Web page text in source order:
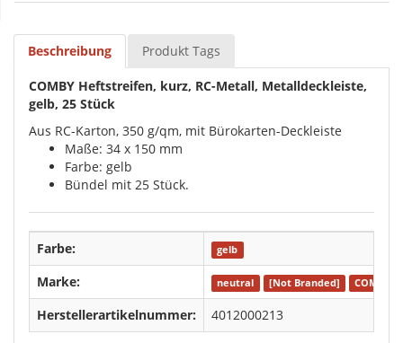
Beschreibung Produkt Tags
COMBY Heftstreifen, kurz, RC-Metall, Metalldeckleiste,
gelb, 25 Stück
Aus RC-Karton, 350 g/qm, mit Bürokarten-Deckleiste
Maße: 34 x 150 mm
Farbe: gelb
Bündel mit 25 Stück.
Farbe: gelb
Marke: neutral [Not Branded] COMBY
Herstellerartikelnummer: 4012000213